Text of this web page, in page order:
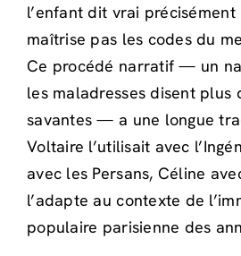
l’enfant dit vrai précisément
maîtrise pas les codes du
Ce procédé narratif — un
les maladresses disent plus
savantes — a une longue
Voltaire l’utilisait avec
avec les Persans, Céline
l’adapte au contexte de
populaire parisienne des